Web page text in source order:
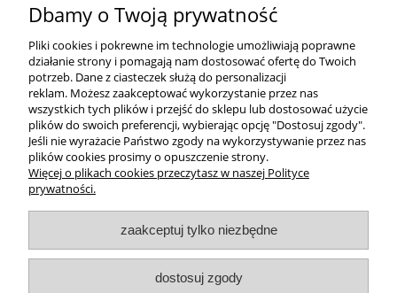
Dbamy o Twoją prywatność
Pliki cookies i pokrewne im technologie umożliwiają poprawne
działanie strony i pomagają nam dostosować ofertę do Twoich
potrzeb. Dane z ciasteczek służą do personalizacji
reklam. Możesz zaakceptować wykorzystanie przez nas
wszystkich tych plików i przejść do sklepu lub dostosować użycie
plików do swoich preferencji, wybierając opcję "Dostosuj zgody".
Jeśli nie wyrażacie Państwo zgody na wykorzystywanie przez nas
plików cookies prosimy o opuszczenie strony.
Więcej o plikach cookies przeczytasz w naszej Polityce
prywatności.
zaakceptuj tylko niezbędne
dostosuj zgody